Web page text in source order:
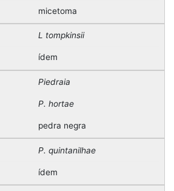
micetoma
L tompkinsii
ídem
Piedraia
P. hortae
pedra negra
P. quintanilhae
ídem